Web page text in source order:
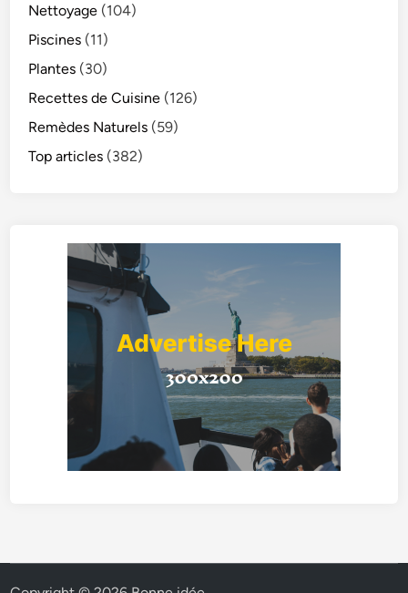
Nettoyage (104)
Piscines (11)
Plantes (30)
Recettes de Cuisine (126)
Remèdes Naturels (59)
Top articles (382)